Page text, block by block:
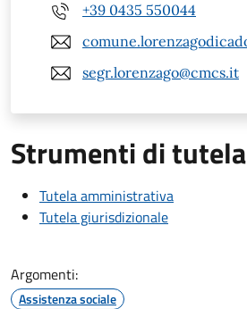
+39 0435 550044
segr.lorenzago@cmcs.it
Strumenti di tutela
Tutela amministrativa
Tutela giurisdizionale
Argomenti:
Assistenza sociale